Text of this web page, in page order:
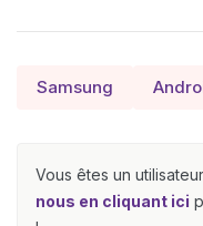
Samsung
Vous êtes un
nous en cliquant ici